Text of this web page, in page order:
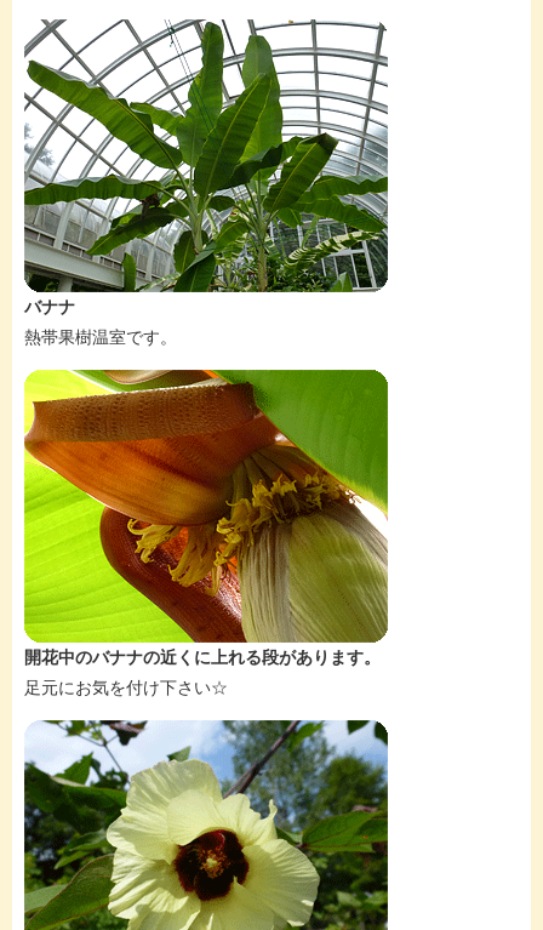
バナナ
熱帯果樹温室です。
開花中のバナナの近くに上れる段があります。
足元にお気を付け下さい☆